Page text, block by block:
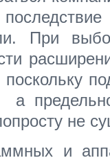
При
поскольку
а
не
и